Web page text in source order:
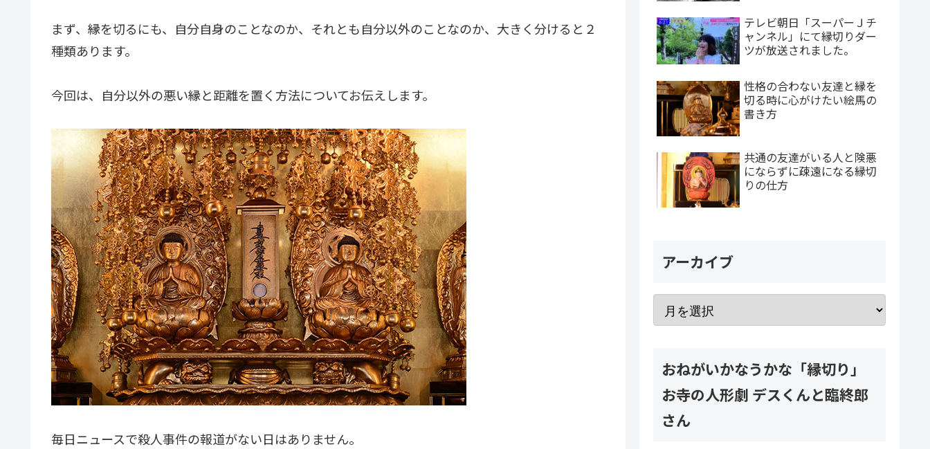
まず、縁を切るにも、自分自身のことなのか、それとも自分以外のことなのか、大きく分けると２
種類あります。
今回は、自分以外の悪い縁と距離を置く方法についてお伝えします。
毎日ニュースで殺人事件の報道がない日はありません。
テレビ朝日「スーパーＪチ
ャンネル」にて縁切りダー
ツが放送されました。
性格の合わない友達と縁を
切る時に心がけたい絵馬の
書き方
共通の友達がいる人と険悪
にならずに疎遠になる縁切
りの仕方
アーカイブ
おねがいかなうかな「縁切り」
お寺の人形劇 デスくんと臨終郎
さん